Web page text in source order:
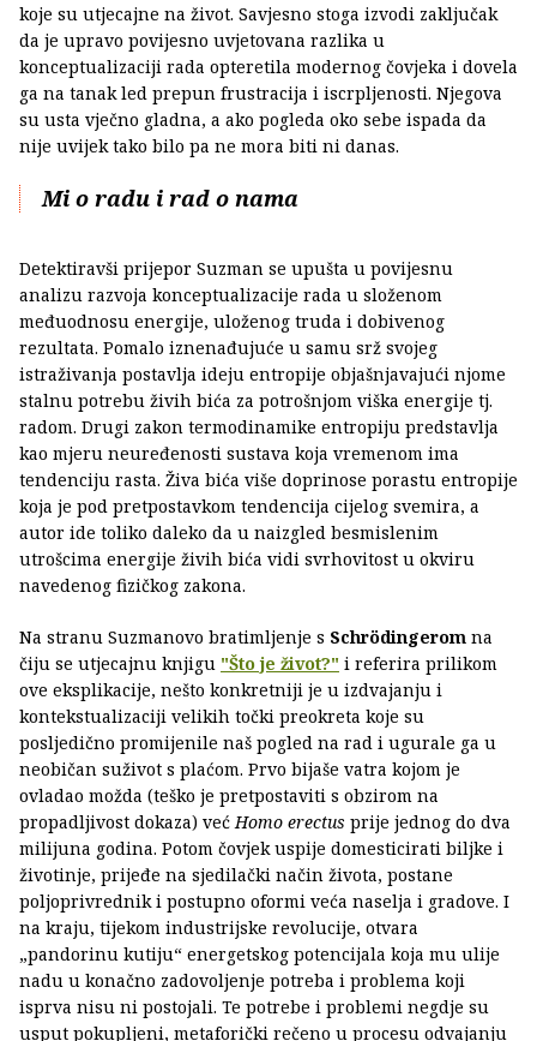
koje su utjecajne na život. Savjesno stoga izvodi zaključak
da je upravo povijesno uvjetovana razlika u
konceptualizaciji rada opteretila modernog čovjeka i dovela
ga na tanak led prepun frustracija i iscrpljenosti. Njegova
su usta vječno gladna, a ako pogleda oko sebe ispada da
nije uvijek tako bilo pa ne mora biti ni danas.
Mi o radu i rad o nama
Detektiravši prijepor Suzman se upušta u povijesnu
analizu razvoja konceptualizacije rada u složenom
međuodnosu energije, uloženog truda i dobivenog
rezultata. Pomalo iznenađujuće u samu srž svojeg
istraživanja postavlja ideju entropije objašnjavajući njome
stalnu potrebu živih bića za potrošnjom viška energije tj.
radom. Drugi zakon termodinamike entropiju predstavlja
kao mjeru neuređenosti sustava koja vremenom ima
tendenciju rasta. Živa bića više doprinose porastu entropije
koja je pod pretpostavkom tendencija cijelog svemira, a
autor ide toliko daleko da u naizgled besmislenim
utrošcima energije živih bića vidi svrhovitost u okviru
navedenog fizičkog zakona.
Na stranu Suzmanovo bratimljenje s Schrödingerom na
čiju se utjecajnu knjigu "Što je život?" i referira prilikom
ove eksplikacije, nešto konkretniji je u izdvajanju i
kontekstualizaciji velikih točki preokreta koje su
posljedično promijenile naš pogled na rad i ugurale ga u
neobičan suživot s plaćom. Prvo bijaše vatra kojom je
ovladao možda (teško je pretpostaviti s obzirom na
propadljivost dokaza) već Homo erectus prije jednog do dva
milijuna godina. Potom čovjek uspije domesticirati biljke i
životinje, prijeđe na sjedilački način života, postane
poljoprivrednik i postupno oformi veća naselja i gradove. I
na kraju, tijekom industrijske revolucije, otvara
„pandorinu kutiju“ energetskog potencijala koja mu ulije
nadu u konačno zadovoljenje potreba i problema koji
isprva nisu ni postojali. Te potrebe i problemi negdje su
usput pokupljeni, metaforički rečeno u procesu odvajanju